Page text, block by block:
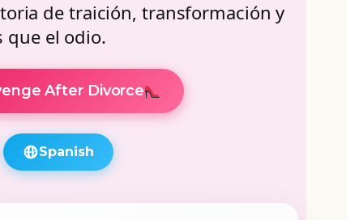
de traición, transformación y
que el odio.
After Divorce
Spanish